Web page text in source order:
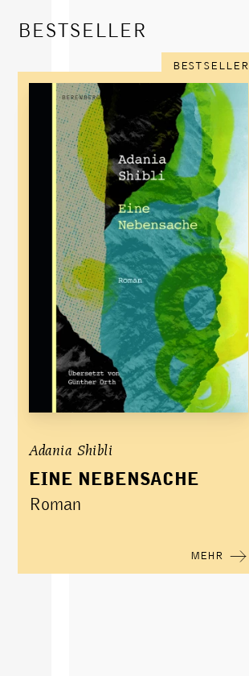
BESTSELLER
BESTSELLER
LiBeraturpreis 2023
Adania Shibli
EINE NEBENSACHE
Roman
MEHR